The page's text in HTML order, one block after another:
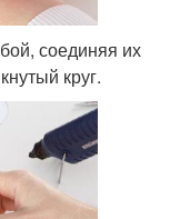
соединяя их
круг.